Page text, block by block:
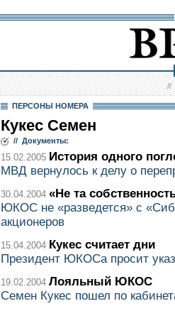
//
ПЕРСОНЫ НОМЕРА
Кукес Семен
// Документы:
15.02.2005 История одного
МВД вернулось к делу о
30.04.2004 «Не та
ЮКОС не «разведется» с
акционеров
15.04.2004 Кукес считает дни
Президент ЮКОСа просит
19.02.2004 Лояльный ЮКОС
Семен Кукес пошел по